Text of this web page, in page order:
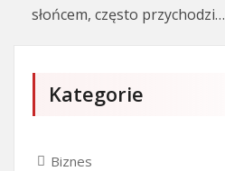
słońcem, często przychodzi…
Kategorie
Biznes